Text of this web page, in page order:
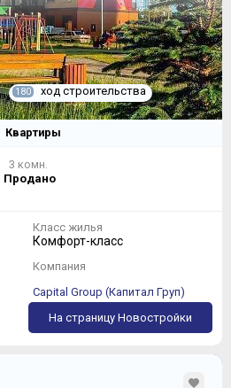
180 ход строительства
Квартиры
3 комн.
Продано
Класс жилья
Комфорт-класс
Компания
Capital Group (Капитал Груп)
На страницу Новостройки